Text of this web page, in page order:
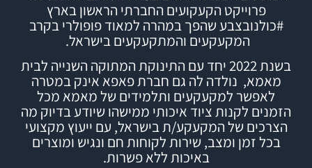
פרוייקט הקעקועים החברתי הראשון בארץ
#כולנובצבעשהפך במהרה למאוד פופולרי בקרב
המקעקעים והמתקעקעים בישראל.
בשנת 2022 יחד עם התינוקת המתוקה השנייה לבית
מאמא, נולדה לה גם חברתפאפא אינקבמטרה
לאפשר למקעקעים ותלמידים של מאמא מכל
הזמנים לקנות ציוד איכותי ממישהו שיודע בדיוק מה
הצרכים של המקעקע/ת בישראל, עם ייעוץ מקצועי
בכל זמן ומצב, שירות לקוחות חם ונגיש ומוצרים
באיכות ללא פשרות.